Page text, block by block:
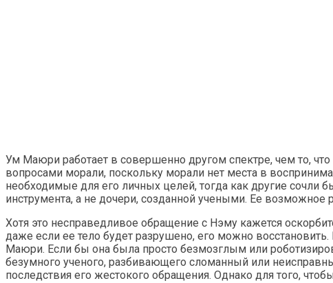
Ум Маюри работает в совершенно другом спектре, чем то,
вопросами морали, поскольку морали нет места в
необходимые для его личных целей, тогда как другие
инструмента, а не дочери, созданной учеными. Ее
Хотя это несправедливое обращение с Нэму кажется
даже если ее тело будет разрушено, его можно
Маюри. Если бы она была просто безмозглым или
безумного ученого, разбивающего сломанный или
последствия его жестокого обращения. Однако для того,